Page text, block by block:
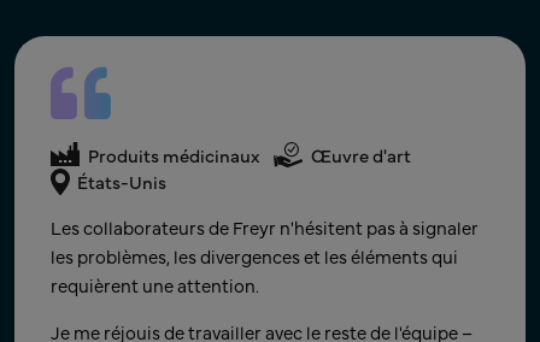
Produits médicinaux
Œuvre d'art
Canada
Merci beaucoup d'avoir travaillé sur ces éléments et
de les avoir traités en priorité. Votre aide est vraiment
appréciée.
Chef de produit
Produits médicinaux
Œuvre d'art
États-Unis
Félicitations à vous tous pour ce travail d'équipe
exceptionnel !! Seuls, nous pouvons faire si peu ;
ensemble, nous pouvons accomplir tant de choses.
Je me réjouis de la prochaine étape et de la
Produits médicinaux
Œuvre d'art
États-Unis
Les collaborateurs de Freyr n'hésitent pas à signaler
les problèmes, les divergences et les éléments qui
requièrent une attention.
Je me réjouis de travailler avec le reste de l'équipe –